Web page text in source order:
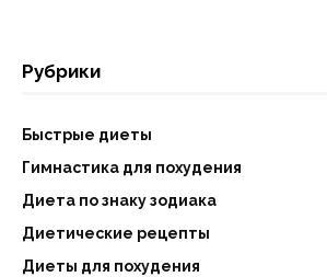
Рубрики
Быстрые диеты
Гимнастика для похудения
Диета по знаку зодиака
Диетические рецепты
Диеты для похудения